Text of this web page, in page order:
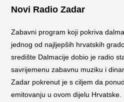
Novi Radio Zadar
Zabavni program koji pokriva
jednog od najljepših hrvatskih
središte Dalmacije dobio je radio
savrijemenu zabavnu muziku i
Zadar pokrenut je s ciljem da
emitovanju u ovom dijelu